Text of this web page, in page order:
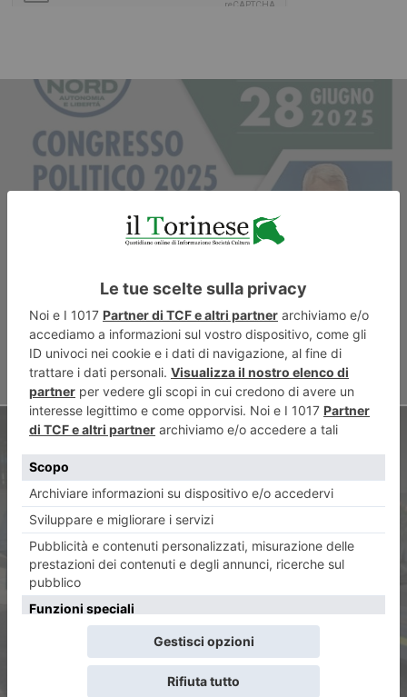
Castelli chiama il Nord a
raccolta
ARTICOLO SUCCESSIVO
Festa della Guardia di Finanza,
bilancio dell’attività in
Piemonte e Valle d’Aosta